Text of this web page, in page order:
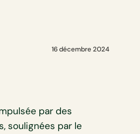
16 décembre 2024
par des
soulignées par le